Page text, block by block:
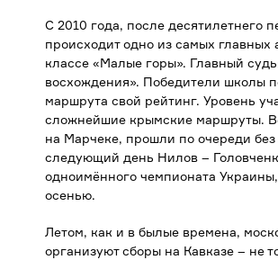
С 2010 года, после десятилетнего
происходит одно из самых
классе «Малые горы». Главный
восхождения». Победители школы
маршрута свой рейтинг. Уровень
сложнейшие крымские маршруты.
на Марчеке, прошли по очереди
следующий день Нилов –
одноимённого чемпионата
осенью.
Летом, как и в былые времена,
организуют сборы на Кавказе – не